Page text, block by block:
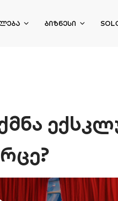
ᲑᲘᲖᲜᲔᲡᲘ